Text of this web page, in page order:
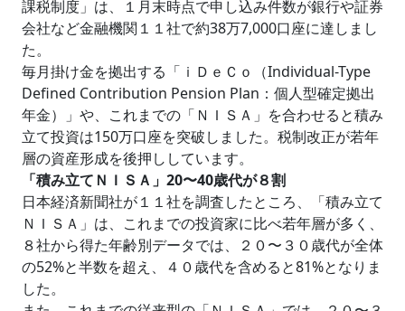
課税制度」は、１月末時点で申し込み件数が銀行や証券
会社など金融機関１１社で約38万7,000口座に達しまし
た。
毎月掛け金を拠出する「ｉＤｅＣｏ（Individual-Type
Defined Contribution Pension Plan：個人型確定拠出
年金）」や、これまでの「ＮＩＳＡ」を合わせると積み
立て投資は150万口座を突破しました。税制改正が若年
層の資産形成を後押ししています。
「積み立てＮＩＳＡ」20〜40歳代が８割
日本経済新聞社が１１社を調査したところ、「積み立て
ＮＩＳＡ」は、これまでの投資家に比べ若年層が多く、
８社から得た年齢別データでは、２０〜３０歳代が全体
の52%と半数を超え、４０歳代を含めると81%となりま
した。